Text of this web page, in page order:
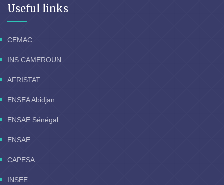
Useful links
CEMAC
INS CAMEROUN
AFRISTAT
ENSEA Abidjan
ENSAE Sénégal
ENSAE
CAPESA
INSEE